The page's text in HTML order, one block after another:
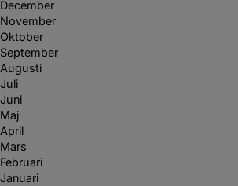
December
November
Oktober
September
Augusti
Juli
Juni
Maj
April
Mars
Februari
Januari